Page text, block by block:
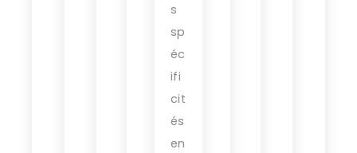
s
sp
éc
ifi
cit
és
en